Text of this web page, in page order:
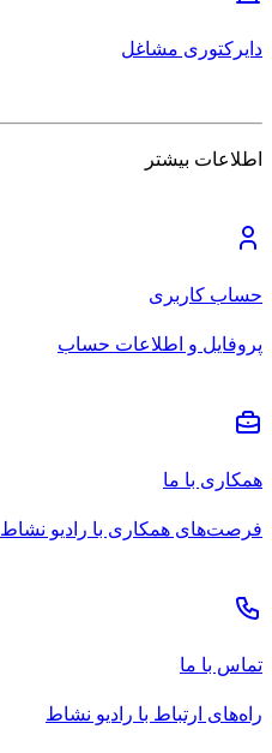
دایرکتوری مشاغل
اطلاعات بیشتر
حساب کاربری
پروفایل و اطلاعات حساب
همکاری با ما
فرصت‌های همکاری با رادیو نشاط
تماس با ما
راه‌های ارتباط با رادیو نشاط